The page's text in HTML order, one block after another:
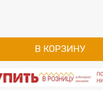
В КОРЗИНУ